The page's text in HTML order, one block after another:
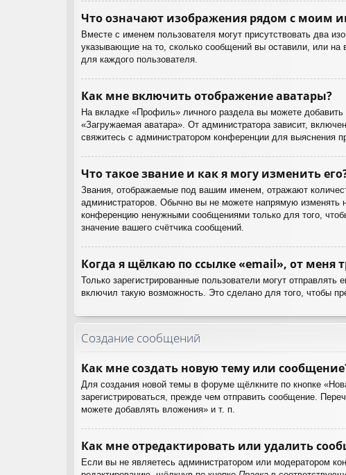
Что означают изображения рядом с моим
Вместе с именем пользователя могут присутствовать два
указывающие на то, сколько сообщений вы оставили, или на
для каждого пользователя.
Как мне включить отображение аватары?
На вкладке «Профиль» личного раздела вы можете
«Загружаемая аватара». От администратора зависит,
свяжитесь с администратором конференции для выяснения
Что такое звание и как я могу изменить
Звания, отображаемые под вашим именем, отражают
администраторов. Обычно вы не можете напрямую изменять
конференцию ненужными сообщениями только для того,
значение вашего счётчика сообщений.
Когда я щёлкаю по ссылке «email», от меня
Только зарегистрированные пользователи могут
включил такую возможность. Это сделано для того, чтобы
Создание сообщений
Как мне создать новую тему или
Для создания новой темы в форуме щёлкните по кнопке
зарегистрироваться, прежде чем отправить сообщение.
можете добавлять вложения» и т. п.
Как мне отредактировать или удалить
Если вы не являетесь администратором или модератором